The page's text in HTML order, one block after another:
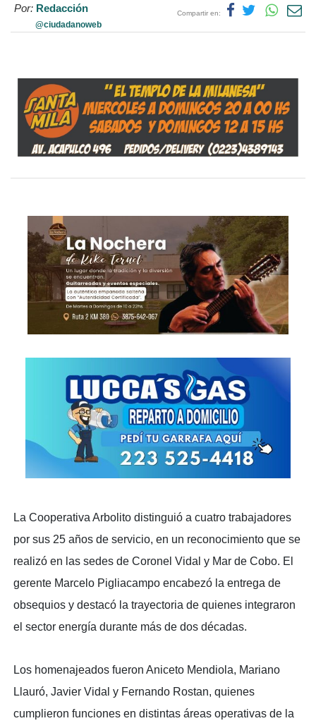
Por: Redacción
@ciudadanoweb
Compartir en:
La Cooperativa Arbolito distinguió a cuatro trabajadores
por sus 25 años de servicio, en un reconocimiento que se
realizó en las sedes de Coronel Vidal y Mar de Cobo. El
gerente Marcelo Pigliacampo encabezó la entrega de
obsequios y destacó la trayectoria de quienes integraron
el sector energía durante más de dos décadas.
Los homenajeados fueron Aniceto Mendiola, Mariano
Llauró, Javier Vidal y Fernando Rostan, quienes
cumplieron funciones en distintas áreas operativas de la